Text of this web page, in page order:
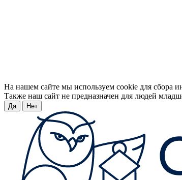
На нашем сайте мы используем cookie для сбора
Также наш сайт не предназначен для людей
Да Нет